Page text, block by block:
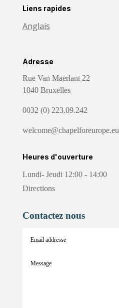
Liens rapides
Anglais
Adresse
Rue Van Maerlant 22
1040 Bruxelles
0032 (0) 223.09.242
welcome@chapelforeurope.eu
Heures d'ouverture
Lundi- Jeudi 12:00 - 14:00
Directions
Contactez nous